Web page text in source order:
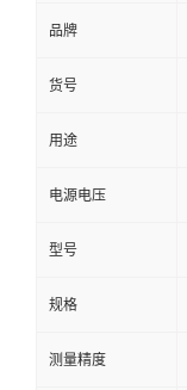
品牌
货号
用途
电源电压
型号
规格
测量精度